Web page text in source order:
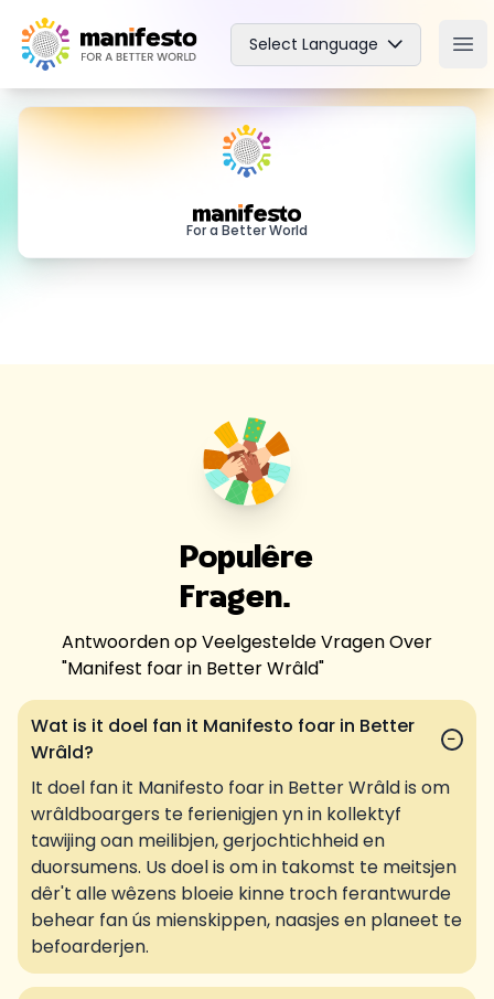
Your Company
Select Language
Manifesto
For a Better World
Populêre
Fragen.
Antwoorden op Veelgestelde Vragen Over
"Manifest foar in Better Wrâld"
Wat is it doel fan it Manifesto foar in Better
Wrâld?
−
It doel fan it Manifesto foar in Better Wrâld is om
wrâldboargers te ferienigjen yn in kollektyf
tawijing oan meilibjen, gerjochtichheid en
duorsumens. Us doel is om in takomst te meitsjen
dêr't alle wêzens bloeie kinne troch ferantwurde
behear fan ús mienskippen, naasjes en planeet te
befoarderjen.